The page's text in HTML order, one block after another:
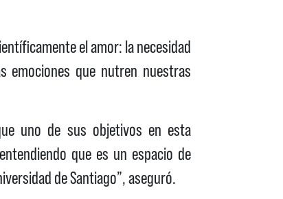
el amor: la necesidad
emociones que nutren nuestras
uno de sus objetivos en esta
que es un espacio de
de Santiago”, aseguró.